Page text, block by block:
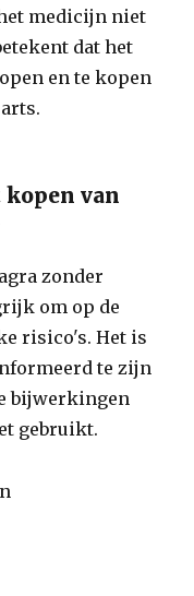
medicijn niet
dat het
en te kopen
van
zonder
om op de
risico's. Het is
te zijn
bijwerkingen
gebruikt.